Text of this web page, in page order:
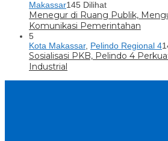
Makassar145 Dilihat
Menegur di Ruang Publik,
Komunikasi Pemerintahan
5
Kota Makassar, Pelindo Regional 4
Sosialisasi PKB, Pelindo 4
Industrial